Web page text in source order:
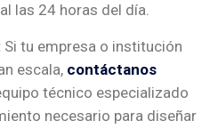
las 24 horas del día.
Si tu empresa o institución
escala, contáctanos
técnico especializado
necesario para diseñar